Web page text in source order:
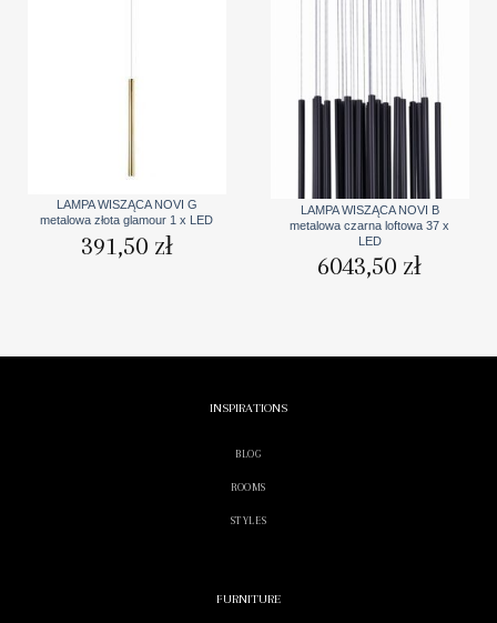
LAMPA WISZĄCA NOVI G
metalowa złota glamour 1 x LED
391,50 zł
LAMPA WISZĄCA NOVI B
metalowa czarna loftowa 37 x
LED
6043,50 zł
INSPIRATIONS
BLOG
ROOMS
STYLES
FURNITURE